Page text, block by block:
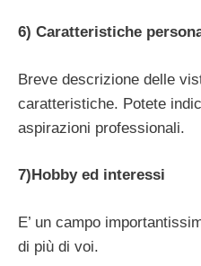
6) Caratteristiche
Breve descrizione delle
caratteristiche. Potete
aspirazioni professionali.
7)Hobby ed interessi
E’ un campo
di più di voi.